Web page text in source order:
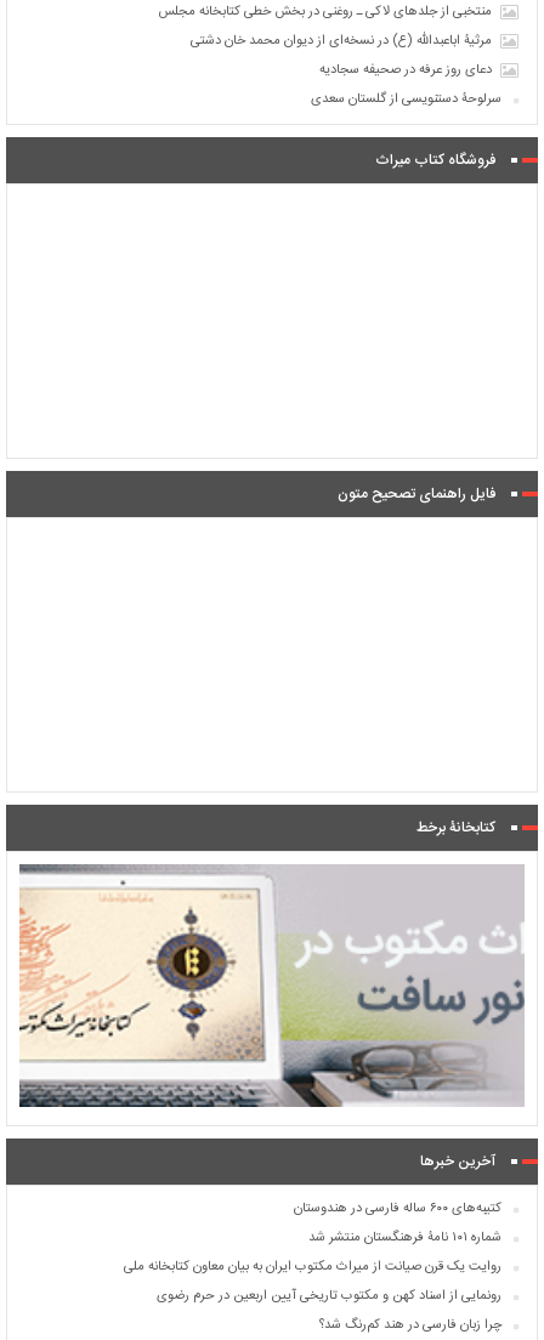
منتخبی از جلدهای لاکی ـ روغنی در بخش خطی کتابخانه مجلس
مرثیۀ اباعبدالله (ع) در نسخه‌ای از دیوان محمد خان دشتی
دعای روز عرفه در صحیفه سجادیه
سرلوحۀ دستنویسی از گلستان سعدی
فروشگاه کتاب میراث
فایل راهنمای تصحیح متون
کتابخانۀ برخط
آخرین خبرها
کتیبه‌های ۶۰۰ ساله فارسی در هندوستان
شماره ۱۰۱ نامۀ فرهنگستان منتشر شد
روایت یک قرن صیانت از میراث مکتوب ایران به بیان معاون کتابخانه ملی
رونمایی از اسناد کهن و مکتوب تاریخی آیین اربعین در حرم رضوی
چرا زبان فارسی در هند کم‌رنگ شد؟